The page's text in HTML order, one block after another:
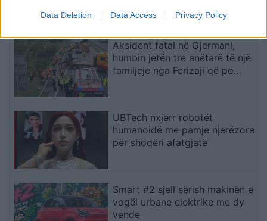
Data Deletion Data Access Privacy Policy
Aksident fatal në Gjermani,
humbin jetën tre anëtarë të një
familjeje nga Ferizaji që po
UBTech nxjerr robotët
humanoidë me pamje njerëzore
për shoqëri afatgjatë
Smart #2 sjell sërish makinën e
vogël urbane elektrike me dy
vende